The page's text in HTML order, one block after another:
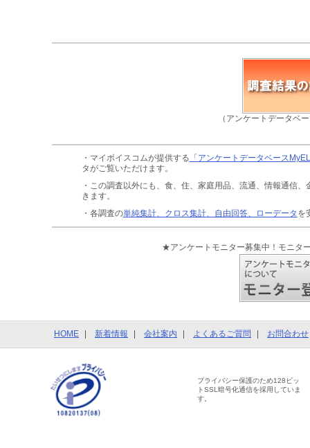
（アンケートデータベ
・マイボイスコムが提供する 「アンケートデータベース
タがご覧いただけます。
・この調査以外にも、食、住、家庭用品、流通、情報通信、
きます。
・各調査の単純集計、クロス集計、自由回答、ローデータ を
★アンケートモニター募集中！モニタ
HOME 新着情報 会社案内 よくあるご質問 お問合わせ
プライバシー保護のため128ビッ
トSSL暗号化通信を採用していま
す。